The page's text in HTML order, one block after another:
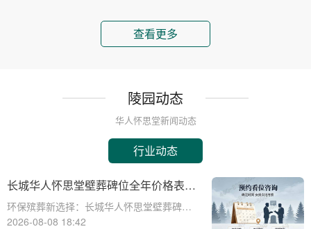
查看更多
陵园动态
华人怀思堂新闻动态
行业动态
长城华人怀思堂壁葬碑位全年价格表及
团购专属折扣福利详解
环保殡葬新选择：长城华人怀思堂壁葬碑位
价格及团购福利全解析☎ 华人怀思堂电
2026-08-08 18:42